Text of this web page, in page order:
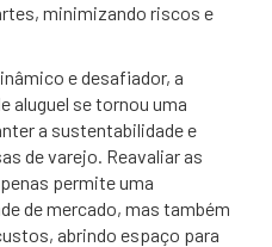
minimizando riscos e
e desafiador, a
aluguel se tornou uma
a sustentabilidade e
de varejo. Reavaliar as
permite uma
de mercado, mas também
abrindo espaço para